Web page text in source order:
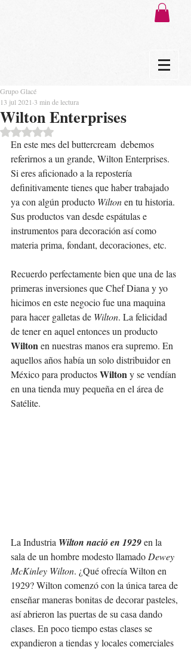
Wilton Enterprises
Grupo Glacé
13 jul 2021 3 min de lectura
Obtuvo NaN de 5 estrellas.
En este mes del buttercream  debemos
referirnos a un grande, Wilton Enterprises.
Si eres aficionado a la repostería
definitivamente tienes que haber trabajado
ya con algún producto Wilton en tu historia.
Sus productos van desde espátulas e
instrumentos para decoración así como
materia prima, fondant, decoraciones, etc.
Recuerdo perfectamente bien que una de las
primeras inversiones que Chef Diana y yo
hicimos en este negocio fue una maquina
para hacer galletas de Wilton. La felicidad
de tener en aquel entonces un producto
Wilton en nuestras manos era supremo. En
aquellos años había un solo distribuidor en
México para productos Wilton y se vendían
en una tienda muy pequeña en el área de
Satélite.
La Industria Wilton nació en 1929 en la
sala de un hombre modesto llamado Dewey
McKinley Wilton. ¿Qué ofrecía Wilton en
1929? Wilton comenzó con la única tarea de
enseñar maneras bonitas de decorar pasteles,
así abrieron las puertas de su casa dando
clases. En poco tiempo estas clases se
expandieron a tiendas y locales comerciales